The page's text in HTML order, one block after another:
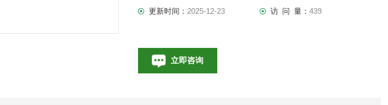
更新时间： 2025-12-23 访 问 量： 439
立即咨询